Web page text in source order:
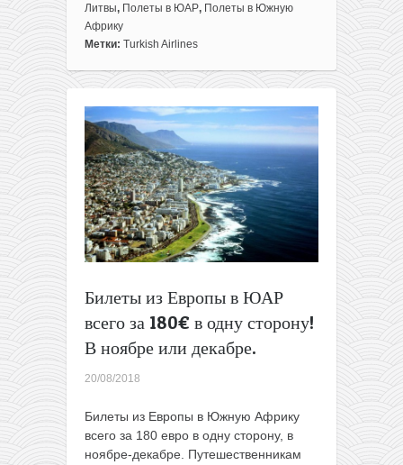
Turkish
Airlines:
полеты
Минска
Маврикий
или
из
Вильнюса
в
ЮАР
всего
от
436€
обратно
Литвы, Полеты в ЮАР, Полеты в Южную
Африку
Метки: Turkish Airlines
Билеты из Европы в ЮАР
всего за 180€ в одну сторону!
В ноябре или декабре.
20/08/2018
Билеты из Европы в Южную Африку
всего за 180 евро в одну сторону, в
ноябре-декабре. Путешественникам